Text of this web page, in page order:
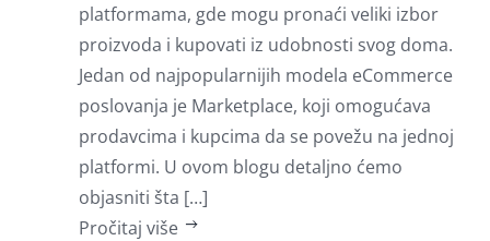
platformama, gde mogu pronaći veliki izbor
proizvoda i kupovati iz udobnosti svog doma.
Jedan od najpopularnijih modela eCommerce
poslovanja je Marketplace, koji omogućava
prodavcima i kupcima da se povežu na jednoj
platformi. U ovom blogu detaljno ćemo
objasniti šta […]
Pročitaj više